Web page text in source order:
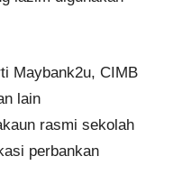
Maybank2u, CIMB
lain
rasmi sekolah
perbankan